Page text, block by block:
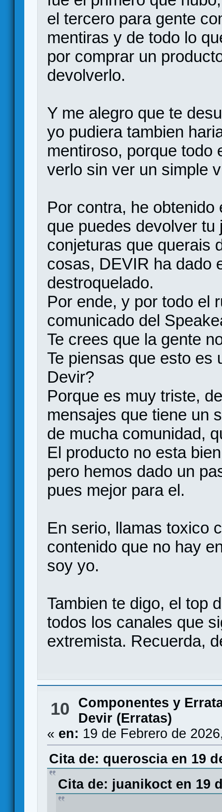
el tercero para gente
mentiras y de todo lo
por comprar un
devolverlo.
Y me alegro que te
yo pudiera tambien
mentiroso, porque todo
verlo sin ver un simple
Por contra, he
que puedes devolver
conjeturas que querais
cosas, DEVIR ha dado
destroquelado.
Por ende, y por todo el
comunicado del
Te crees que la gente
Te piensas que esto es
Devir?
Porque es muy triste,
mensajes que tiene un
de mucha comunidad,
El producto no esta
pero hemos dado un
pues mejor para el.
En serio, llamas toxico
contenido que no hay
soy yo.
Tambien te digo, el top
todos los canales que
extremista. Recuerda,
10
Componentes y
Devir (Erratas)
« en: 19 de Febrero de
Cita de: queroscia en 19
Cita de: juanikoct en 19